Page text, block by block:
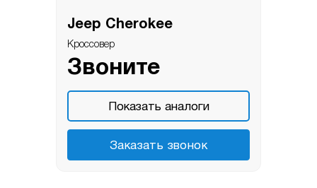
Jeep Cherokee
Кроссовер
Звоните
Показать аналоги
Заказать звонок